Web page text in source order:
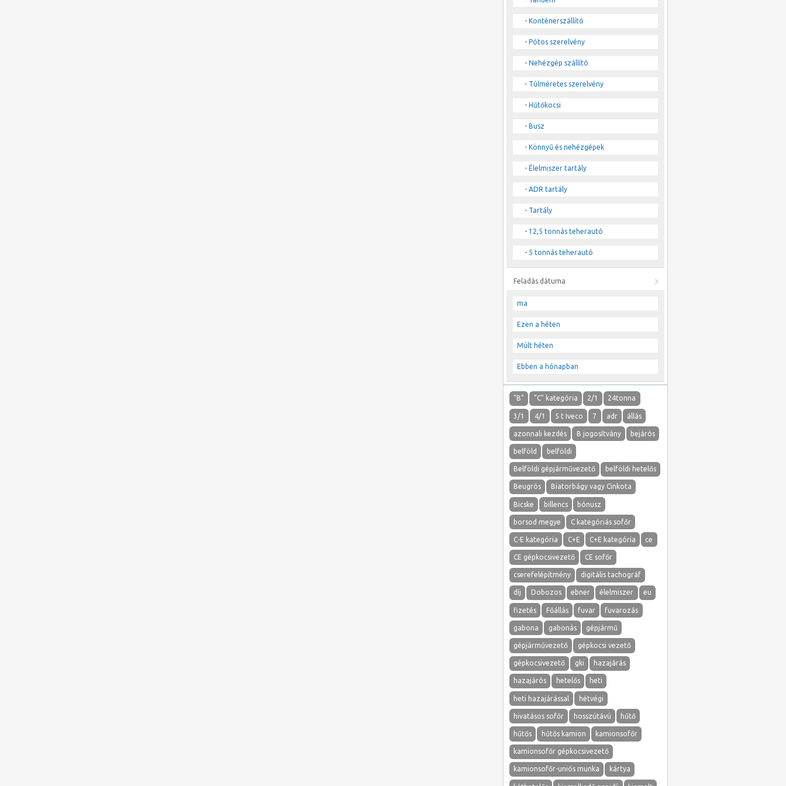
- Konténerszállító
- Pótos szerelvény
- Nehézgép szállító
- Túlméretes szerelvény
- Hűtőkocsi
- Busz
- Könnyű és nehézgépek
- Élelmiszer tartály
- ADR tartály
- Tartály
- 12,5 tonnás teherautó
- 5 tonnás teherautó
Feladás dátuma
ma
Ezen a héten
Múlt héten
Ebben a hónapban
"B" "C" kategória 2/1 24tonna
3/1 4/1 5 t Iveco 7 adr állás
azonnali kezdés B jogosítvány bejárós
belföld belföldi
Belföldi gépjárművezető belföldi hetelős
Beugrós Biatorbágy vagy Cinkota
Bicske billencs bónusz
borsod megye C kategóriás sofőr
C-E kategória C+E C+E kategória ce
CE gépkocsivezető CE sofőr
cserefelépítmény digitális tachográf
díj Dobozos ebner élelmiszer eu
fizetés Főállás fuvar fuvarozás
gabona gabonás gépjármű
gépjárművezető gépkocsi vezető
gépkocsivezető gki hazajárás
hazajárós hetelős heti
heti hazajárással hétvégi
hivatásos sofőr hosszútávú hűtő
hűtős hűtős kamion kamionsofőr
kamionsofőr gépkocsivezető
kamionsofőr-uniós munka kártya